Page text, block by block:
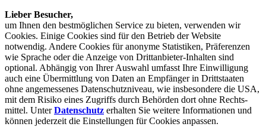
Lieber Besucher,
um Ihnen den best­möglichen Service zu bieten, verwenden wir
Cookies. Einige Cookies sind für den Betrieb der Website
notwendig. Andere Cookies für anonyme Statistiken, Präferenzen
wie Sprache oder die Anzeige von Dritt­anbieter-Inhalten sind
optional. Abhängig von Ihrer Auswahl umfasst Ihre Einwilligung
auch eine Übermittlung von Daten an Empfänger in Drittstaaten
ohne angemessenes Daten­schutz­niveau, wie insbesondere die USA,
mit dem Risiko eines Zugriffs durch Behörden dort ohne Rechts­
mittel. UnterDatenschutz erhalten Sie weitere Informationen und
können jederzeit die Einstellungen für Cookies anpassen.